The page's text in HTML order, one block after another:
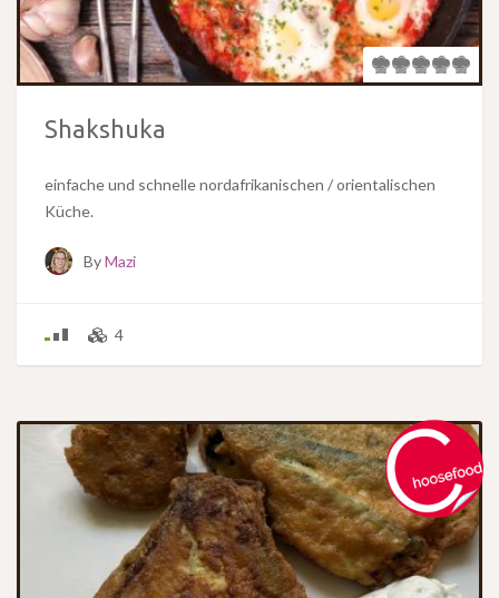
Shakshuka
einfache und schnelle nordafrikanischen / orientalischen
Küche.
ByMazi
4